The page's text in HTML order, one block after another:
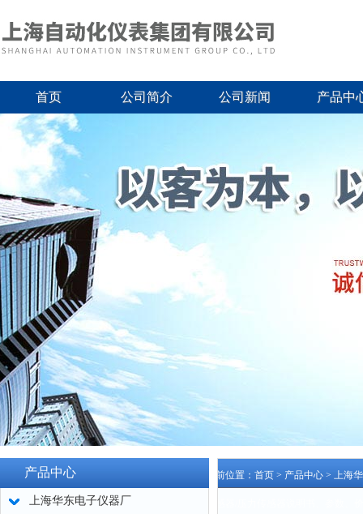
首页 公司简介 公司新闻 产品中
产品中心
上海华东电子仪器厂
当前位置： 首页 > 产品中心 > 上海